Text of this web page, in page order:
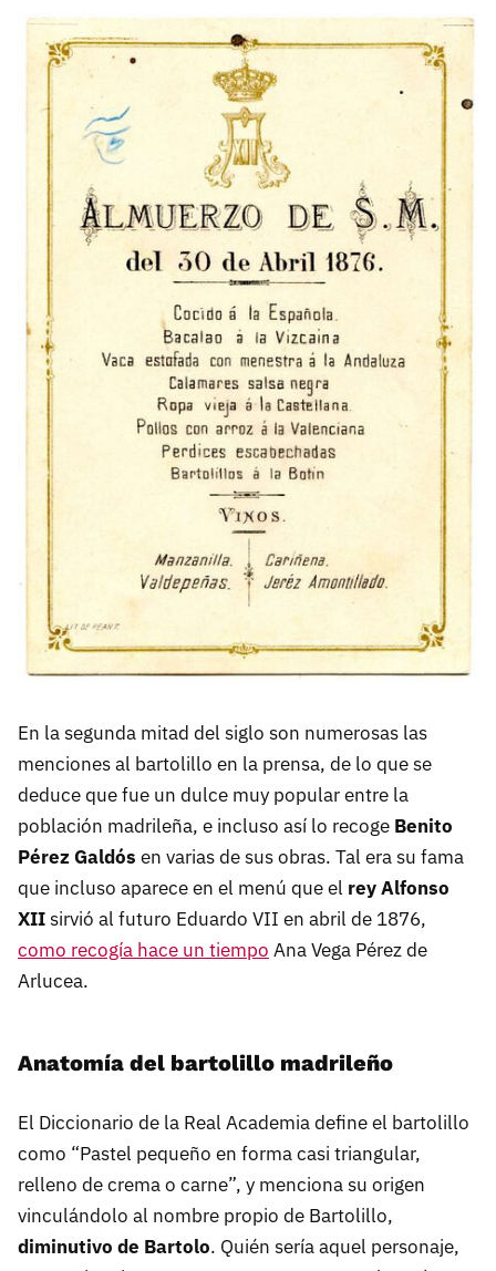
En la segunda mitad del siglo son numerosas las
menciones al bartolillo en la prensa, de lo que se
deduce que fue un dulce muy popular entre la
población madrileña, e incluso así lo recoge Benito
Pérez Galdós en varias de sus obras. Tal era su fama
que incluso aparece en el menú que el rey Alfonso
XIIsirvió al futuro Eduardo VII en abril de 1876,
como recogía hace un tiempo Ana Vega Pérez de
Arlucea.
Anatomía del bartolillo madrileño
El Diccionario de la Real Academia define el bartolillo
como “Pastel pequeño en forma casi triangular,
relleno de crema o carne”, y menciona su origen
vinculándolo al nombre propio de Bartolillo,
diminutivo de Bartolo. Quién sería aquel personaje,